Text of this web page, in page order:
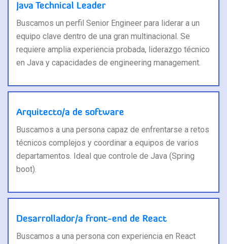
Java Technical Leader
Buscamos un perfil Senior Engineer para liderar a un
equipo clave dentro de una gran multinacional. Se
requiere amplia experiencia probada, liderazgo técnico
en Java y capacidades de engineering management.
Arquitecto/a de software
Buscamos a una persona capaz de enfrentarse a retos
técnicos complejos y coordinar a equipos de varios
departamentos. Ideal que controle de Java (Spring
boot).
Desarrollador/a front-end de React
Buscamos a una persona con experiencia en React